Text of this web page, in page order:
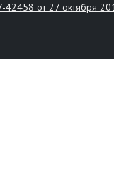
от 27 октября